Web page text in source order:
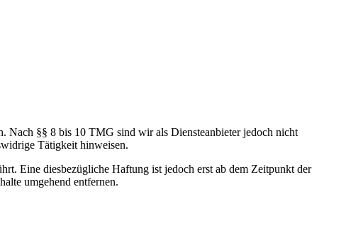
Nach §§ 8 bis 10 TMG sind wir als Diensteanbieter jedoch nicht
Tätigkeit hinweisen.
Eine diesbezügliche Haftung ist jedoch erst ab dem Zeitpunkt der
umgehend entfernen.